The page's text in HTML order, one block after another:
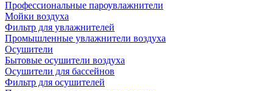
Профессиональные пароувлажнители
Мойки воздуха
Фильтр для увлажнителей
Промышленные увлажнители воздуха
Осушители
Бытовые осушители воздуха
Осушители для бассейнов
Фильтр для осушителей